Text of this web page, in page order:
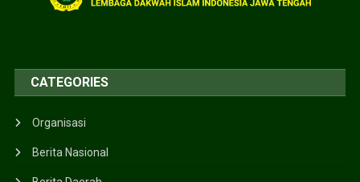
CATEGORIES
Organisasi
Berita Nasional